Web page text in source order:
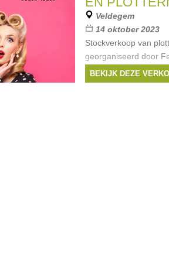
Veldegem
14 oktober 2023
Stockverkoop van
georganiseerd door
vinyl en textielfolies,
machines.
BEKIJK DEZE